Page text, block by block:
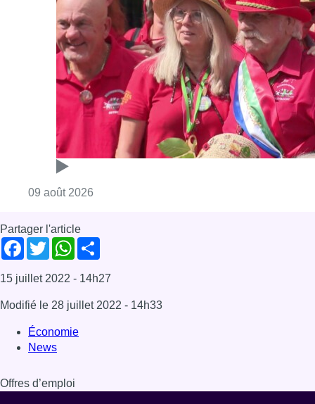
09 août 2026
Partager l'article
Facebook
TwitterWhatsApp
15 juillet 2022 - 14h27
Modifié le 28 juillet 2022 - 14h33
Économie
News
Offres d’emploi